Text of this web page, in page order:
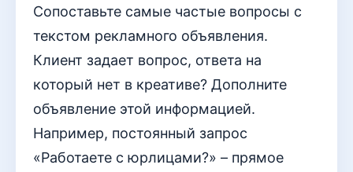
Сопоставьте самые частые вопросы с
текстом рекламного объявления.
Клиент задает вопрос, ответа на
который нет в креативе? Дополните
объявление этой информацией.
Например, постоянный запрос
«Работаете с юрлицами?» – прямое